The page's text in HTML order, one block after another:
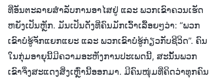
ທີ່ອັນຕະລາຍສຳລັບການອາໄສຢູ່ ແລະ ພວກເຂົາຄວນເຮັດ
ຫຍັງເປັນຫຼັກ. ມັນເປັນດັ່ງທີ່ຄົນມັກເວົ້າເລື້ອຍໆວ່າ: “ພວກ
ເຂົາບໍ່ຮູ້ຈັກແຍກແຍະ ແລະ ພວກເຂົາບໍ່ຮູ້ກ່ຽວກັບຊີວິດ”. ຄົນ
ໃນກຸ່ມອາຍຸນີ້ມີຄວາມອະຫັງການປະເພດນີ້, ສະນັ້ນພວກ
ເຂົາຈຶ່ງສະແດງສິ່ງເຫຼົ່ານີ້ອອກມາ. ມີຄົນໜຸ່ມທີ່ຄິດວ່າທຸກຄົນ